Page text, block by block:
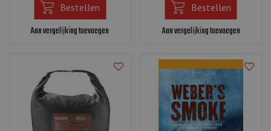
Bestellen
Aan vergelijking toevoegen
Bestellen
Aan vergelijking toevoegen